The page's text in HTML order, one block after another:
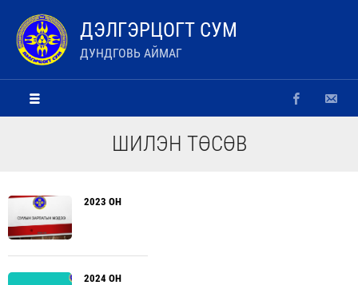
ДЭЛГЭРЦОГТ СУМ
ДУНДГОВЬ АЙМАГ
ШИЛЭН ТӨСӨВ
2023 ОН
2024 ОН